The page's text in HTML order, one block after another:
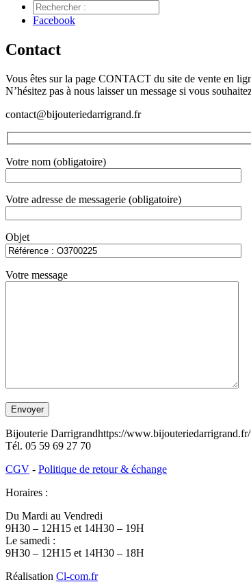
Facebook
Contact
Vous êtes sur la page CONTACT du site de vente en
N’hésitez pas à nous laisser un message si vous
contact@bijouteriedarrigrand.fr
Votre nom (obligatoire)
Votre adresse de messagerie (obligatoire)
Objet
Votre message
Bijouterie Darrigrandhttps://
Tél. 05 59 69 27 70
CGV - Politique de retour & échange
Horaires :
Du Mardi au Vendredi
9H30 – 12H15 et 14H30 – 19H
Le samedi :
9H30 – 12H15 et 14H30 – 18H
Réalisation Cl-com.fr